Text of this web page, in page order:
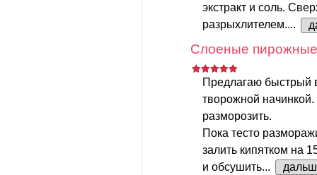
экстракт и соль.
разрыхлителем....
Слоеные
Предлагаю быстрый
творожной
разморозить.
Пока тесто
залить кипятком на
и обсушить...